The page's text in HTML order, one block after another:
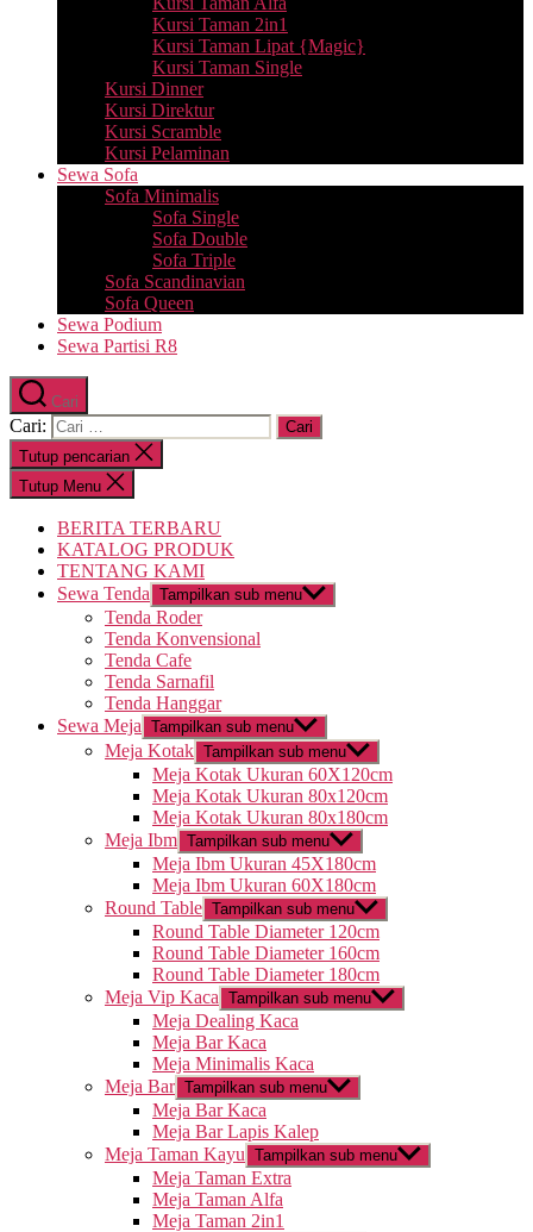
Kursi Taman 2in1
Kursi Taman Lipat {Magic}
Kursi Taman Single
Kursi Dinner
Kursi Direktur
Kursi Scramble
Kursi Pelaminan
Sewa Sofa
Sofa Minimalis
Sofa Single
Sofa Double
Sofa Triple
Sofa Scandinavian
Sofa Queen
Sewa Podium
Sewa Partisi R8
Cari
Cari:
Tutup pencarian
Tutup Menu
BERITA TERBARU
KATALOG PRODUK
TENTANG KAMI
Sewa Tenda Tampilkan sub menu
Tenda Roder
Tenda Konvensional
Tenda Cafe
Tenda Sarnafil
Tenda Hanggar
Sewa Meja Tampilkan sub menu
Meja Kotak Tampilkan sub menu
Meja Kotak Ukuran 60X120cm
Meja Kotak Ukuran 80x120cm
Meja Kotak Ukuran 80x180cm
Meja Ibm Tampilkan sub menu
Meja Ibm Ukuran 45X180cm
Meja Ibm Ukuran 60X180cm
Round Table Tampilkan sub menu
Round Table Diameter 120cm
Round Table Diameter 160cm
Round Table Diameter 180cm
Meja Vip Kaca Tampilkan sub menu
Meja Dealing Kaca
Meja Bar Kaca
Meja Minimalis Kaca
Meja Bar Tampilkan sub menu
Meja Bar Kaca
Meja Bar Lapis Kalep
Meja Taman Kayu Tampilkan sub menu
Meja Taman Extra
Meja Taman Alfa
Meja Taman 2in1